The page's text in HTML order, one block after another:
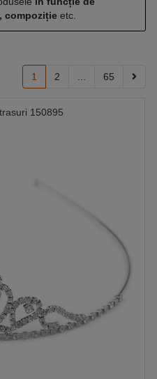
compoziție etc.
1 2 65
150895